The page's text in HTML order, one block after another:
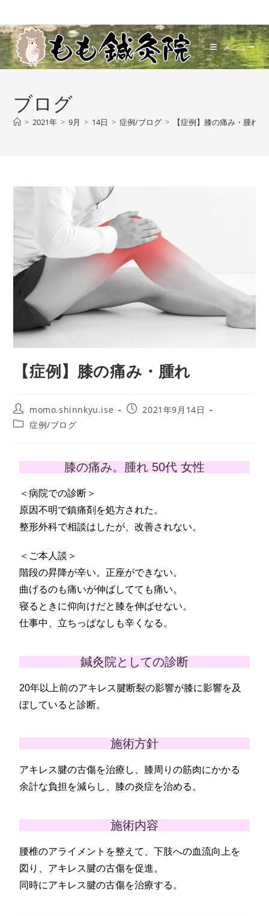
メニュー
ブログ
> 2021年 > 9月 > 14日 > 症例/ブログ > 【症例】膝の痛み・腫れ
【症例】膝の痛み・腫れ
momo.shinnkyu.ise
2021年9月14日
症例/ブログ
膝の痛み。腫れ 50代 女性
＜病院での診断＞
原因不明で鎮痛剤を処方された。
整形外科で相談はしたが、改善されない。
＜ご本人談＞
階段の昇降が辛い。正座ができない。
曲げるのも痛いが伸ばしてても痛い。
寝るときに仰向けだと膝を伸ばせない。
仕事中、立ちっぱなしも辛くなる。
鍼灸院としての診断
20年以上前のアキレス腱断裂の影響が膝に影響を及
ぼしていると診断。
施術方針
アキレス腱の古傷を治療し、膝周りの筋肉にかかる
余計な負担を減らし、膝の炎症を治める。
施術内容
腰椎のアライメントを整えて、下肢への血流向上を
図り、アキレス腱の古傷を促進。
同時にアキレス腱の古傷を治療する。